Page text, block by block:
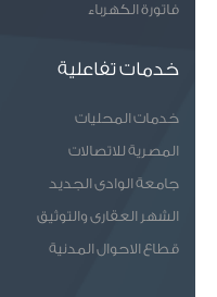
فاتورة الكهرباء
خدمات تفاعلية
خدمات المحليات
المصرية للاتصالات
جامعة الوادى الجديد
الشهر العقارى والتوثيق
قطاع الاحوال المدنية